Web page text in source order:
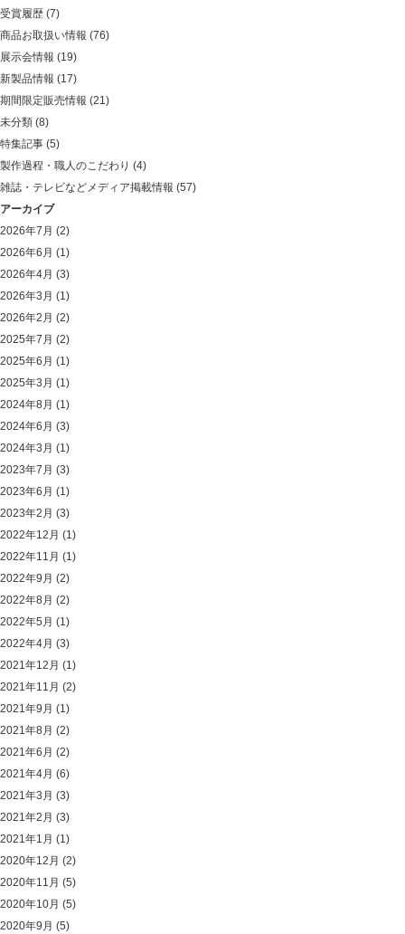
受賞履歴 (7)
商品お取扱い情報 (76)
展示会情報 (19)
新製品情報 (17)
期間限定販売情報 (21)
未分類 (8)
特集記事 (5)
製作過程・職人のこだわり (4)
雑誌・テレビなどメディア掲載情報 (57)
アーカイブ
2026年7月 (2)
2026年6月 (1)
2026年4月 (3)
2026年3月 (1)
2026年2月 (2)
2025年7月 (2)
2025年6月 (1)
2025年3月 (1)
2024年8月 (1)
2024年6月 (3)
2024年3月 (1)
2023年7月 (3)
2023年6月 (1)
2023年2月 (3)
2022年12月 (1)
2022年11月 (1)
2022年9月 (2)
2022年8月 (2)
2022年5月 (1)
2022年4月 (3)
2021年12月 (1)
2021年11月 (2)
2021年9月 (1)
2021年8月 (2)
2021年6月 (2)
2021年4月 (6)
2021年3月 (3)
2021年2月 (3)
2021年1月 (1)
2020年12月 (2)
2020年11月 (5)
2020年10月 (5)
2020年9月 (5)